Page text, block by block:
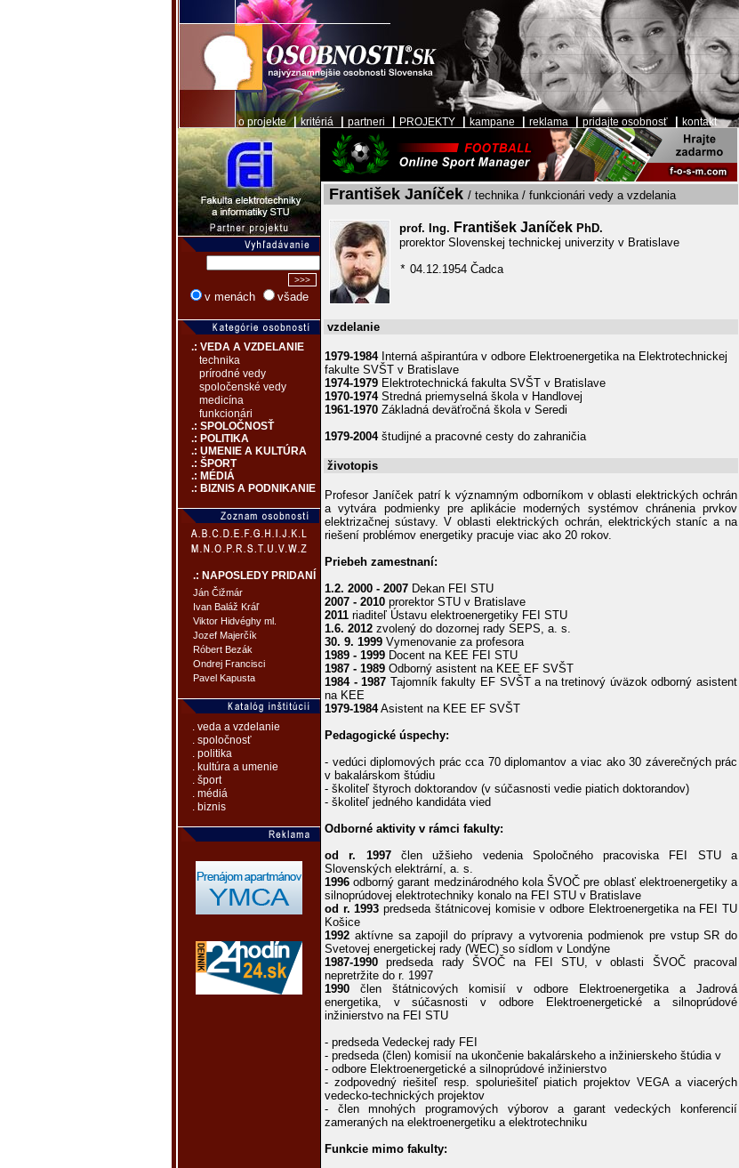
o projekte|kritériá partneri PROJEKTY kampane reklama pridajte osobnosť kontakt
v menách všade
.: VEDA A VZDELANIE
technika
prírodné vedy
spoločenské vedy
medicína
funkcionári
.: SPOLOČNOSŤ
.: POLITIKA
.: UMENIE A KULTÚRA
.: ŠPORT
.: MÉDIÁ
.: BIZNIS A PODNIKANIE
.: NAPOSLEDY PRIDANÍ
Ján Čižmár
Ivan Baláž Kráľ
Viktor Hidvéghy ml.
Jozef Majerčík
Róbert Bezák
Ondrej Francisci
Pavel Kapusta
. veda a vzdelanie
. spoločnosť
. politika
. kultúra a umenie
. šport
. médiá
. biznis
František Janíček / technika / funkcionári vedy a vzdelania
prof. Ing. František Janíček PhD.
prorektor Slovenskej technickej univerzity v Bratislave
* 04.12.1954 Čadca
vzdelanie
1979-1984Interná ašpirantúra v odbore Elektroenergetika na Elektrotechnickej
fakulte SVŠT v Bratislave
1974-1979 Elektrotechnická fakulta SVŠT v Bratislave
1970-1974Stredná priemyselná škola v Handlovej
1961-1970 Základná deväťročná škola v Seredi
1979-2004študijné a pracovné cesty do zahraničia
životopis
Profesor Janíček patrí k významným odborníkom v oblasti elektrických ochrán
a vytvára podmienky pre aplikácie moderných systémov chránenia prvkov
elektrizač­nej sústavy. V oblasti elektrických ochrán, elektrických staníc a na
riešení problémov energetiky pracuje viac ako 20 rokov.
Priebeh zamestnaní:
1.2. 2000 - 2007 Dekan FEI STU
2007 - 2010 prorektor STU v Bratislave
2011 riaditeľ Ústavu elektroenergetiky FEI STU
1.6. 2012 zvolený do dozornej rady SEPS, a. s.
30. 9. 1999 Vymenovanie za profesora
1989 - 1999 Docent na KEE FEI STU
1987 - 1989 Odborný asistent na KEE EF SVŠT
1984 - 1987 Tajomník fakulty EF SVŠT a na tretinový úväzok odborný asistent
na KEE
1979-1984Asistent na KEE EF SVŠT
Pedagogické úspechy:
- vedúci diplomových prác cca 70 diplomantov a viac ako 30 záverečných prác
v bakalárskom štúdiu
- školiteľ štyroch doktorandov (v súčasnosti vedie piatich doktorandov)
- školiteľ jedného kandidáta vied
Odborné aktivity v rámci fakulty:
od r. 1997člen užšieho vedenia Spoločného pracoviska FEI STU a
Slovenských elektrární, a. s.
1996 odborný garant medzinárodného kola ŠVOČ pre oblasť elektroenergetiky a
silnoprúdovej elektrotechniky konalo na FEI STU v Bratislave
od r. 1993 predseda štátnicovej komisie v odbore Elektroenergetika na FEI TU
Košice
1992 aktívne sa zapojil do prípravy a vytvorenia podmienok pre vstup SR do
Svetovej energetickej rady (WEC) so sídlom v Londýne
1987-1990 predseda rady ŠVOČ na FEI STU, v oblasti ŠVOČ pracoval
nepretržite do r. 1997
1990 člen štátnicových komisií v odbore Elektroenergetika a Jadrová
energetika, v súčasnosti v odbore Elektroenergetické a silnoprúdové
inžinierstvo na FEI STU
- predseda Vedeckej rady FEI
- predseda (člen) komisií na ukončenie bakalárskeho a inžinierskeho štúdia v
- odbore Elektroenergetické a silnoprúdové inžinierstvo
- zodpovedný riešiteľ resp. spoluriešiteľ piatich projektov VEGA a viacerých
vedecko-technických projektov
- člen mnohých programových výborov a garant vedeckých konferencií
zameraných na elektroenergetiku a elektrotechniku
Funkcie mimo fakulty: